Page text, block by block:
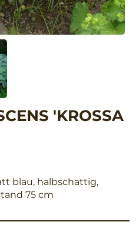
'KROSSA
blau, halbschattig,
75 cm